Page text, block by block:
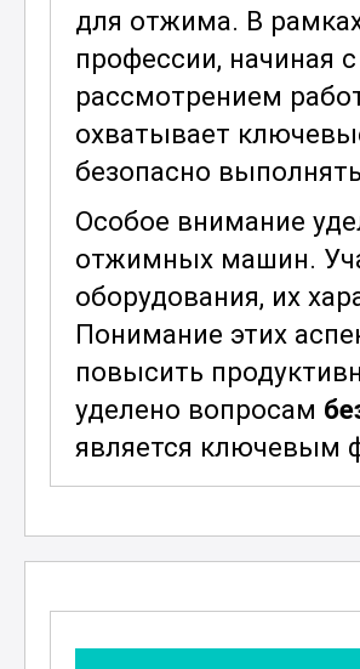
для отжима. В
профессии, начиная
рассмотрением
охватывает
безопасно
Особое внимание
отжимных машин.
оборудования, их
Понимание этих
повысить
уделено вопросам
является ключевым
Практическая часть
производственных
знания на практике.
работа с
профессии.